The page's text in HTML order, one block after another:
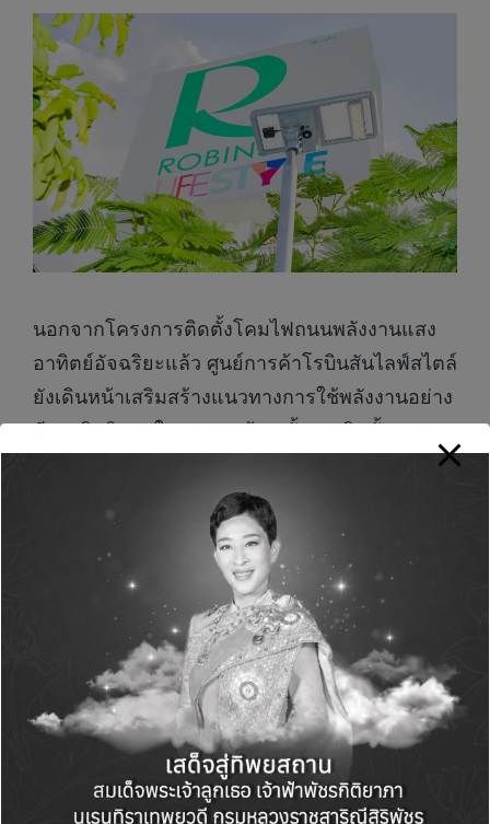
นอกจากโครงการติดตั้งโคมไฟถนนพลังงานแสง
อาทิตย์อัจฉริยะแล้ว ศูนย์การค้าโรบินสันไลฟ์สไตล์
ยังเดินหน้าเสริมสร้างแนวทางการใช้พลังงานอย่าง
มีประสิทธิภาพในหลายๆ ด้าน ทั้งการติดตั้งระบบ
IoT และ AI บริหารจัดการพลังงานระบบปรับ
อากาศแบบ Real-time รวมถึงการใช้พลังงาน
สะอาดจาก
Solar Rooftop
บนหลังคาศูนย์การค้า
และอาคารจอดรถ เพื่อลดการพึ่งพาพลังงาน
ฟอสซิลอย่างต่อเนื่อง นอกจากนี้ ยังได้ติดตั้ง
Charging Stationในหลายสาขา รองรับ
พฤติกรรมการใช้รถยนต์ไฟฟ้าที่เพิ่มขึ้น เพื่อร่วมมือ
กับลูกค้าในการเปลี่ยนผ่านสู่สังคมคาร์บอนต่ำอย่าง
ยั่งยืน ทั้งหมดนี้สะท้อนถึงพันธกิจของศูนย์การค้า
โรบินสันไลฟ์สไตล์ในการเป็นส่วนหนึ่งของการขับ